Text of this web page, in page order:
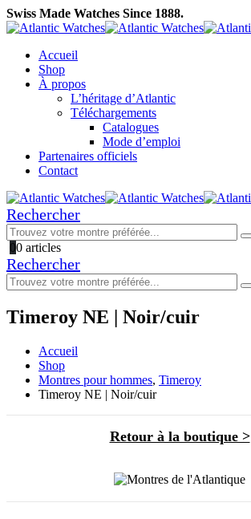
Swiss Made Watches Since 1888.
Accueil
Shop
À propos
L’héritage d’Atlantic
Téléchargements
Catalogues
Mode d’emploi
Partenaires officiels
Contact
Rechercher
00 articles
Rechercher
Timeroy NE | Noir/cuir
Accueil
Shop
Montres pour hommes, Timeroy
Timeroy NE | Noir/cuir
Retour à la boutique >